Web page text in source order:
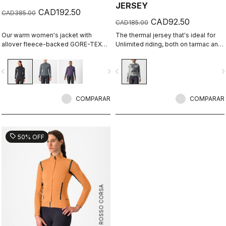
CAD385.00 CAD192.50
Our warm women's jacket with
allover fleece-backed GORE-TEX
keep out the wind. Also ideal for
staying extra warm on lower-
intensity rides in cool conditions.
navigate_next
COMPARAR
JERSEY
CAD185.00 CAD92.50
The thermal jersey that's ideal for
Unlimited riding, both on tarmac and
warmth of our heavier-weight
Warmer fabric.
navigate_before
COMPARAR
ROSSO CORSA
sell 50% OFF